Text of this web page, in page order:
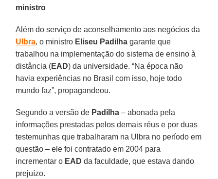
ministro
Além do serviço de aconselhamento aos negócios da
Ulbra, o ministro Eliseu Padilha garante que
trabalhou na implementação do sistema de ensino à
distância (EAD) da universidade. “Na época não
havia experiências no Brasil com isso, hoje todo
mundo faz”, propagandeou.
Segundo a versão de Padilha – abonada pela
informações prestadas pelos demais réus e por duas
testemunhas que trabalharam na Ulbra no período em
questão – ele foi contratado em 2004 para
incrementar o EAD da faculdade, que estava dando
prejuízo.